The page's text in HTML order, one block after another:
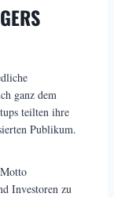
ganz dem
teilten ihre
Publikum.
Investoren zu